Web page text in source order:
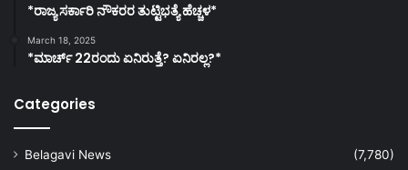
*ರಾಜ್ಯ ಸರ್ಕಾರಿ ನೌಕರರ ತುಟ್ಟಿಭತ್ಯೆ ಹೆಚ್ಚಳ*
March 18, 2025
*ಮಾರ್ಚ್ 22ರಂದು ಏನಿರುತ್ತೆ? ಏನಿರಲ್ಲ?*
Categories
Belagavi News
(7,780)